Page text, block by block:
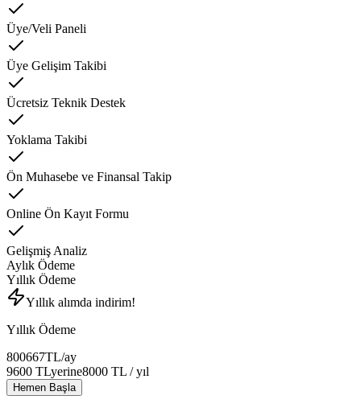
Üye/Veli Paneli
Üye Gelişim Takibi
Ücretsiz Teknik Destek
Yoklama Takibi
Ön Muhasebe ve Finansal Takip
Online Ön Kayıt Formu
Gelişmiş Analiz
Aylık Ödeme
Yıllık Ödeme
Yıllık alımda indirim!
Yıllık Ödeme
800667TL/ay
9600 TLyerine8000 TL / yıl
Hemen Başla